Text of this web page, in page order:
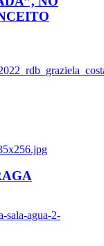
sala-agua-2-